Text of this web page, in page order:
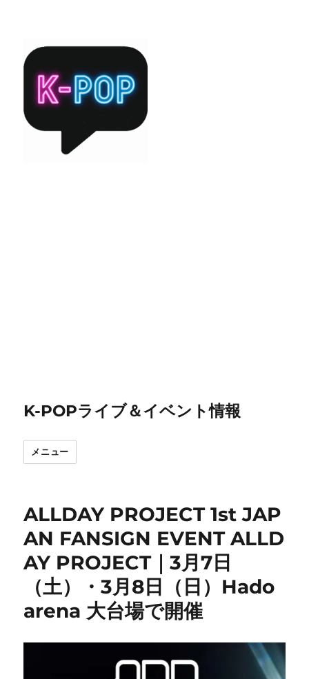
K-POPライブ＆イベント情報
メニュー
ALLDAY PROJECT 1st JAP
AN FANSIGN EVENT ALLD
AY PROJECT｜3月7日
（土）・3月8日（日）Hado
arena 大台場で開催